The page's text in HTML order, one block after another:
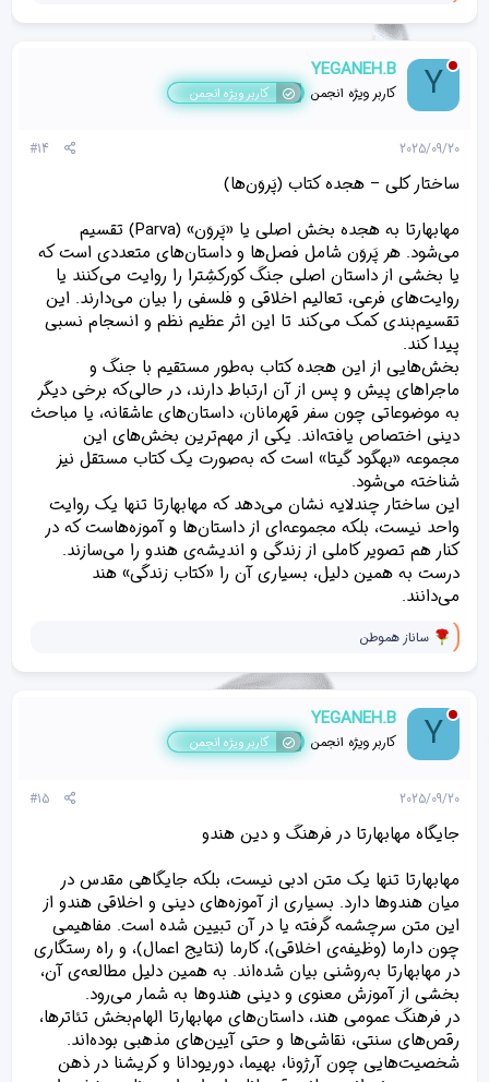
ک
ش‌
ه
[
پ
س
ن
د
ا
]
:
Y
YEGANEH.B
کاربر ویژه انجمن کاربر ویژه انجمن
2025/09/20
#14
ساختار کلی – هجده کتاب (پَروَن‌ها)
مهابهارتا به هجده بخش اصلی یا «پَروَن» (Parva) تقسیم
می‌شود. هر پَروَن شامل فصل‌ها و داستان‌های متعددی است که
یا بخشی از داستان اصلی جنگ کورکشِترا را روایت می‌کنند یا
روایت‌های فرعی، تعالیم اخلاقی و فلسفی را بیان می‌دارند. این
تقسیم‌بندی کمک می‌کند تا این اثر عظیم نظم و انسجام نسبی
پیدا کند.
بخش‌هایی از این هجده کتاب به‌طور مستقیم با جنگ و
ماجراهای پیش و پس از آن ارتباط دارند، در حالی‌که برخی دیگر
به موضوعاتی چون سفر قهرمانان، داستان‌های عاشقانه، یا مباحث
دینی اختصاص یافته‌اند. یکی از مهم‌ترین بخش‌های این
مجموعه «بهگود گیتا» است که به‌صورت یک کتاب مستقل نیز
شناخته می‌شود.
این ساختار چندلایه نشان می‌دهد که مهابهارتا تنها یک روایت
واحد نیست، بلکه مجموعه‌ای از داستان‌ها و آموزه‌هاست که در
کنار هم تصویر کاملی از زندگی و اندیشه‌ی هندو را می‌سازند.
درست به همین دلیل، بسیاری آن را «کتاب زندگی» هند
می‌دانند.
و
ک
ش‌
ه
[
پ
س
ن
د
ا
]
:
ساناز هموطن
Y
YEGANEH.B
کاربر ویژه انجمن کاربر ویژه انجمن
2025/09/20
#15
جایگاه مهابهارتا در فرهنگ و دین هندو
مهابهارتا تنها یک متن ادبی نیست، بلکه جایگاهی مقدس در
میان هندوها دارد. بسیاری از آموزه‌های دینی و اخلاقی هندو از
این متن سرچشمه گرفته یا در آن تبیین شده است. مفاهیمی
چون دارما (وظیفه‌ی اخلاقی)، کارما (نتایج اعمال)، و راه رستگاری
در مهابهارتا به‌روشنی بیان شده‌اند. به همین دلیل مطالعه‌ی آن،
بخشی از آموزش معنوی و دینی هندوها به شمار می‌رود.
در فرهنگ عمومی هند، داستان‌های مهابهارتا الهام‌بخش تئاترها،
رقص‌های سنتی، نقاشی‌ها و حتی آیین‌های مذهبی بوده‌اند.
شخصیت‌هایی چون آرژونا، بهیما، دوریودانا و کریشنا در ذهن